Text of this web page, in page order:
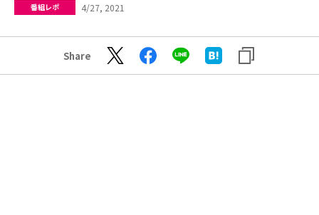
番組レポ 4/27, 2021
Share